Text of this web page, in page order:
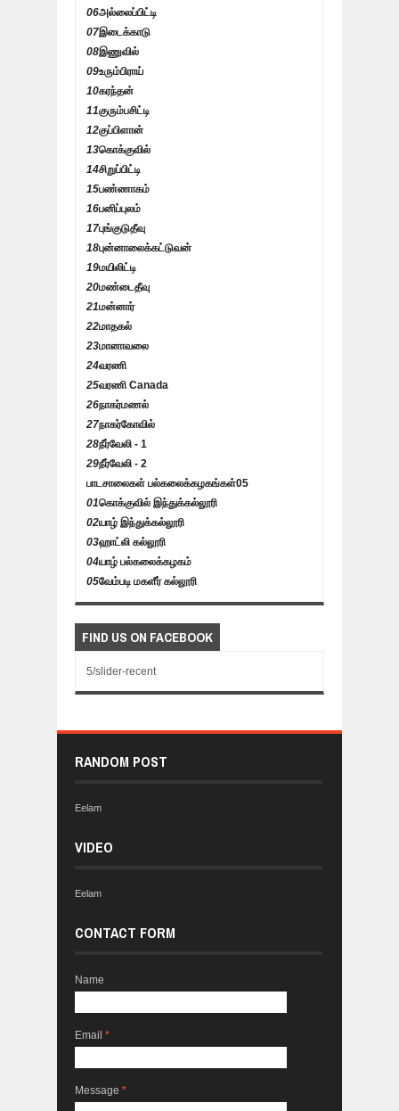
06அல்லைப்பிட்டி
07இடைக்காடு
08இணுவில்
09உரும்பிராய்
10கரந்தன்
11குரும்பசிட்டி
12குப்பிளான்
13கொக்குவில்
14சிறுப்பிட்டி
15பண்ணாகம்
16பனிப்புலம்
17புங்குடுதீவு
18புன்னாலைக்கட்டுவன்
19மயிலிட்டி
20மண்டைதீவு
21மன்னார்
22மாதகல்
23மானாவலை
24வரணி
25வரணி Canada
26நாகர்மணல்
27நாகர்கோவில்
28நீர்வேலி - 1
29நீர்வேலி - 2
பாடசாலைகள் பல்கலைக்கழகங்கள்05
01கொக்குவில் இந்துக்கல்லூரி
02யாழ் இந்துக்கல்லூரி
03ஹாட்லி கல்லூரி
04யாழ் பல்கலைக்கழகம்
05வேம்படி மகளீர் கல்லூரி
FIND US ON FACEBOOK
5/slider-recent
RANDOM POST
Eelam
VIDEO
Eelam
CONTACT FORM
Name
Email *
Message *